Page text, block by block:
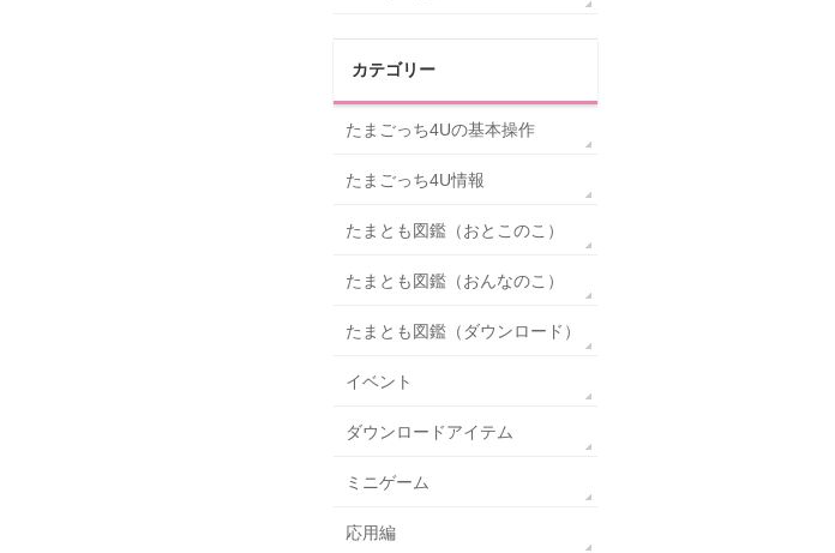
カテゴリー
たまごっち4Uの基本操作
たまごっち4U情報
たまとも図鑑（おとこのこ）
たまとも図鑑（おんなのこ）
たまとも図鑑（ダウンロード）
イベント
ダウンロードアイテム
ミニゲーム
応用編